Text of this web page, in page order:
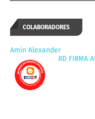
COLABORADORES
Amin Alexander
RD FIRMA